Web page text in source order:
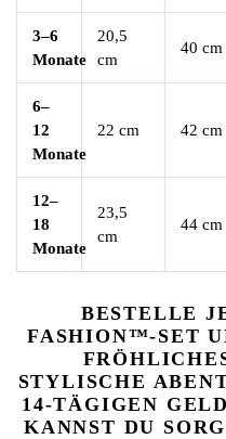
3–6
Monate
20,5
cm
40 cm
6–
12
Monate
22 cm 42 cm
12–
18
Monate
23,5
cm
44 cm
BESTELLE
FASHION™-SET
STYLISCHE
14-TÄGIGEN
KANNST DU